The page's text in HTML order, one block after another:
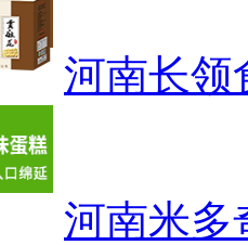
河南长领
河南米多